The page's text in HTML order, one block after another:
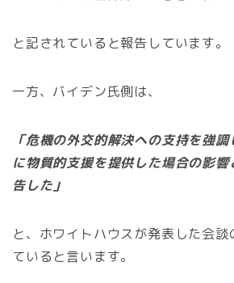
と記されていると報告しています。
一方、バイデン氏側は、
「危機の外交的解決への支持を強
に物質的支援を提供した場合の影
告した」
と、ホワイトハウスが発表した会
ていると言います。